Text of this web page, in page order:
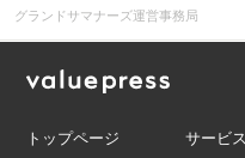
グランドサマナーズ運営事務局
トップページ サービ